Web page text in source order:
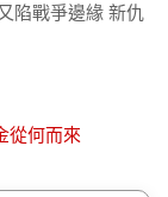
陷戰爭邊緣 新仇
從何而來